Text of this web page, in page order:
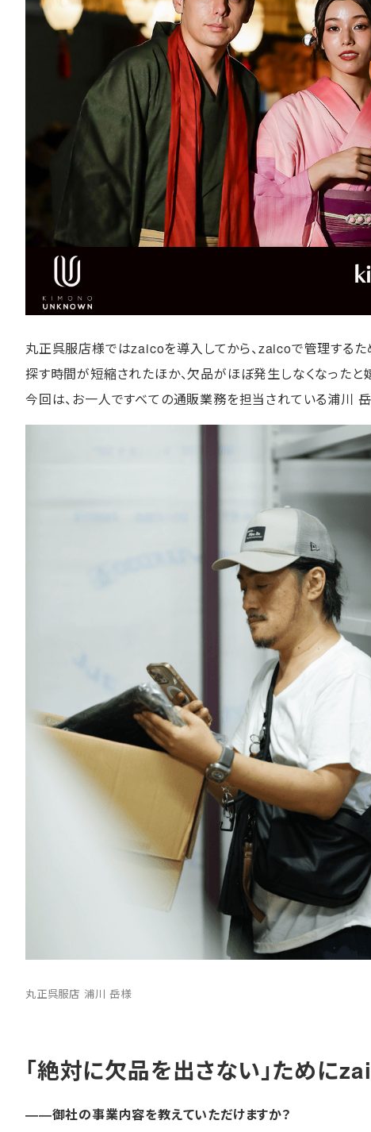
丸正呉服店様ではzaicoを導入してから、zaicoで管理するた
探す時間が短縮されたほか、欠品がほぼ発生しなくなったと
今回は、お一人ですべての通販業務を担当されている浦川 岳
丸正呉服店 浦川 岳様
「絶対に欠品を出さない」ために
――御社の事業内容を教えていただけますか？